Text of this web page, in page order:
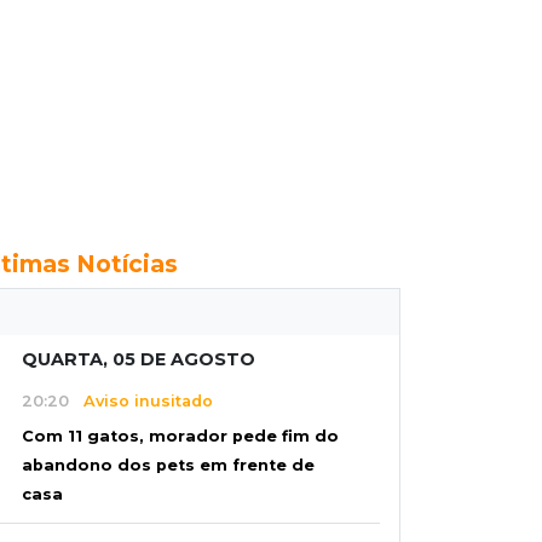
Notícias
QUARTA, 05 DE AGOSTO
20:20 Aviso inusitado
Com 11 gatos, morador pede fim do
abandono dos pets em frente de
casa